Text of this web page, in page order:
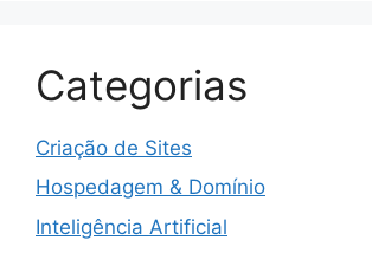
Categorias
Criação de Sites
Hospedagem & Domínio
Inteligência Artificial